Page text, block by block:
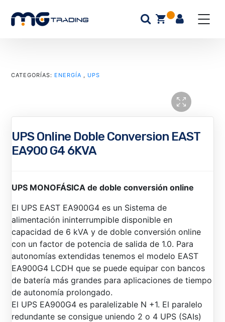
CATEGORÍAS: ENERGÍA , UPS
UPS Online Doble Conversion EAST
EA900 G4 6KVA
UPS MONOFÁSICA de doble conversión online
El UPS EAST EA900G4 es un Sistema de
alimentación ininterrumpible disponible en
capacidad de 6 kVA y de doble conversión online
con un factor de potencia de salida de 1.0. Para
autonomías extendidas tenemos el modelo EAST
EA900G4 LCDH que se puede equipar con bancos
de batería más grandes para aplicaciones de tiempo
de autonomía prolongado.
El UPS EA900G4 es paralelizable N +1. El paralelo
redundante se consigue uniendo 2 o 4 UPS (SAIs)